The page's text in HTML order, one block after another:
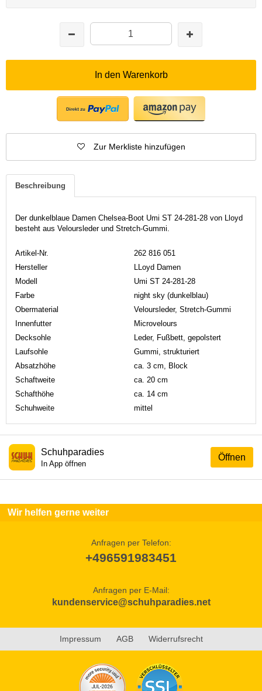
In den Warenkorb
Zur Merkliste hinzufügen
Beschreibung
Der dunkelblaue Damen Chelsea-Boot Umi ST 24-281-28 von Lloyd
besteht aus Veloursleder und Stretch-Gummi.
Artikel-Nr.
262 816 051
Hersteller
LLoyd Damen
Modell
Umi ST 24-281-28
Farbe
night sky (dunkelblau)
Obermaterial
Veloursleder, Stretch-Gummi
Innenfutter
Microvelours
Decksohle
Leder, Fußbett, gepolstert
Laufsohle
Gummi, strukturiert
Absatzhöhe
ca. 3 cm, Block
Schaftweite
ca. 20 cm
Schafthöhe
ca. 14 cm
Schuhweite
mittel
Öffnen
Schuhparadies
In App öffnen
Wir helfen gerne weiter
Anfragen per Telefon:
+496591983451
Anfragen per E-Mail:
kundenservice@schuhparadies.net
Impressum AGB Widerrufsrecht